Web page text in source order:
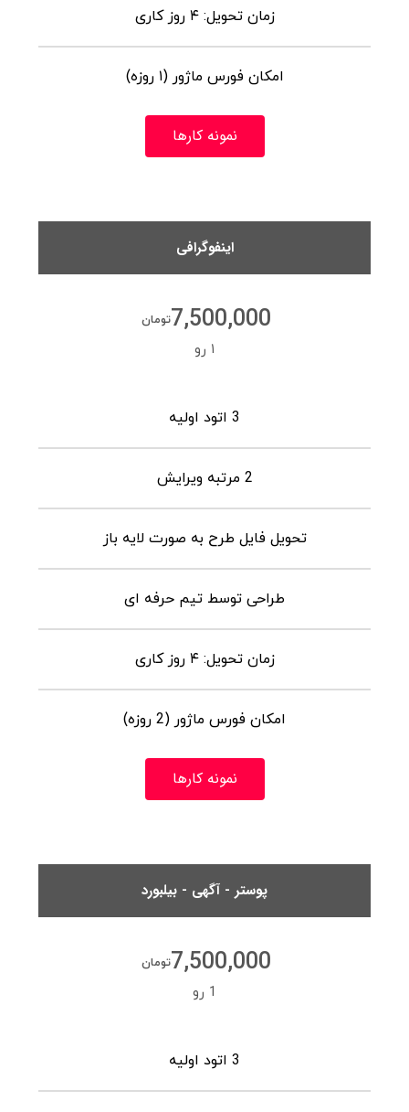
زمان تحویل: ۴ روز کاری
امکان فورس ماژور (۱ روزه)
نمونه کارها
اینفوگرافی
تومان7,500,000
۱ رو
3 اتود اولیه
2 مرتبه ویرایش
تحویل فایل طرح به صورت لایه باز
طراحی توسط تیم حرفه ای
زمان تحویل: ۴ روز کاری
امکان فورس ماژور (2 روزه)
نمونه کارها
پوستر - آگهی - بیلبورد
تومان7,500,000
1 رو
3 اتود اولیه